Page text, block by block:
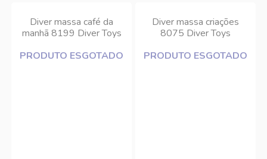
Diver massa café da
manhã 8199 Diver Toys
PRODUTO ESGOTADO
Diver massa criações
8075 Diver Toys
PRODUTO ESGOTADO